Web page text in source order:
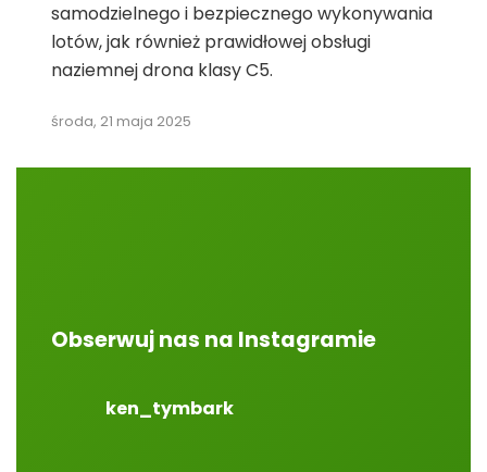
samodzielnego i bezpiecznego wykonywania
lotów, jak również prawidłowej obsługi
naziemnej drona klasy C5.
środa, 21 maja 2025
Obserwuj nas na Instagramie
ken_tymbark